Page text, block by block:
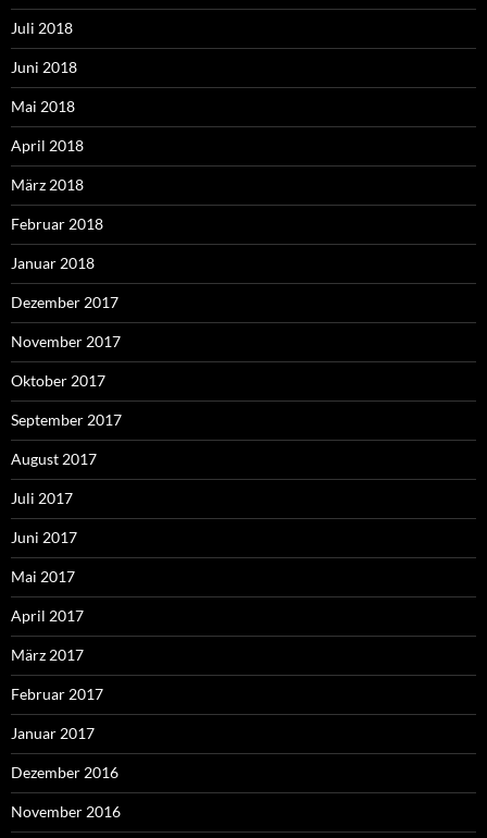
Juli 2018
Juni 2018
Mai 2018
April 2018
März 2018
Februar 2018
Januar 2018
Dezember 2017
November 2017
Oktober 2017
September 2017
August 2017
Juli 2017
Juni 2017
Mai 2017
April 2017
März 2017
Februar 2017
Januar 2017
Dezember 2016
November 2016